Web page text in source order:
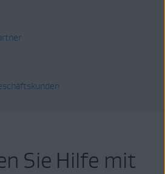
Sie Hilfe mit